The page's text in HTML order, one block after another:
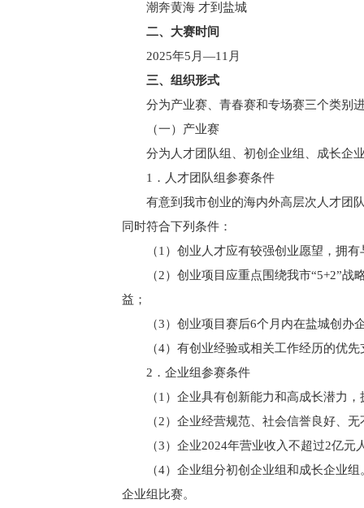
潮奔黄海 才到盐城
二、大赛时间
2025年5月—11月
三、组织形式
分为产业赛、青春赛和专场赛三个类别
（一）产业赛
分为人才团队组、初创企业组、成长企
1．人才团队组参赛条件
有意到我市创业的海内外高层次人才团
同时符合下列条件：
（1）创业人才应有较强创业愿望，拥
（2）创业项目应重点围绕我市“5+2”
益；
（3）创业项目赛后6个月内在盐城创
（4）有创业经验或相关工作经历的优先
2．企业组参赛条件
（1）企业具有创新能力和高成长潜力
（2）企业经营规范、社会信誉良好、
（3）企业2024年营业收入不超过2亿
（4）企业组分初创企业组和成长企业
企业组比赛。